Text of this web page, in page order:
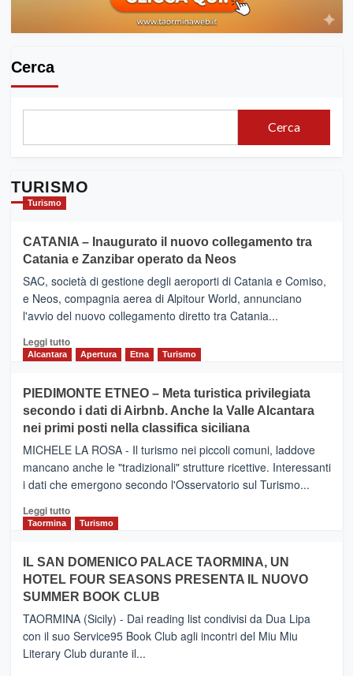
Cerca
Cerca
TURISMO
Turismo
CATANIA – Inaugurato il nuovo collegamento tra
Catania e Zanzibar operato da Neos
SAC, società di gestione degli aeroporti di Catania e Comiso,
e Neos, compagnia aerea di Alpitour World, annunciano
l'avvio del nuovo collegamento diretto tra Catania...
Leggi tuttoLeggi
CATANIA
–
Inaugurato
il
nuovo
collegamento
tra
e
Zanzibar
da
Neos
Alcantara Apertura Etna Turismo
PIEDIMONTE ETNEO – Meta turistica privilegiata
secondo i dati di Airbnb. Anche la Valle Alcantara
nei primi posti nella classifica siciliana
MICHELE LA ROSA - Il turismo nei piccoli comuni, laddove
mancano anche le "tradizionali" strutture ricettive. Interessanti
i dati che emergono secondo l'Osservatorio sul Turismo...
Leggi tuttoLeggi
PIEDIMONTE
ETNEO
–
Meta
turistica
privilegiata
secondo
Taormina Turismo
IL SAN DOMENICO PALACE TAORMINA, UN
HOTEL FOUR SEASONS PRESENTA IL NUOVO
SUMMER BOOK CLUB
TAORMINA (Sicily) - Dai reading list condivisi da Dua Lipa
con il suo Service95 Book Club agli incontri del Miu Miu
Literary Club durante il...